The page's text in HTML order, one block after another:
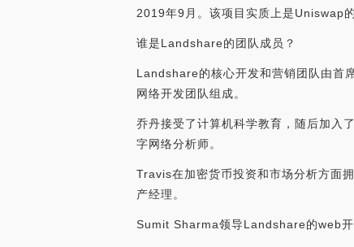
2019年9月。该项目实质上是Uniswap
谁是Landshare的团队成员？
Landshare的核心开发和营销团队由首
网络开发团队组成。
乔丹接受了计算机科学教育，随后加入
字网络分析师。
Travis在加密货币投资和市场分析方面
产经理。
Sumit Sharma领导Landshare的web开